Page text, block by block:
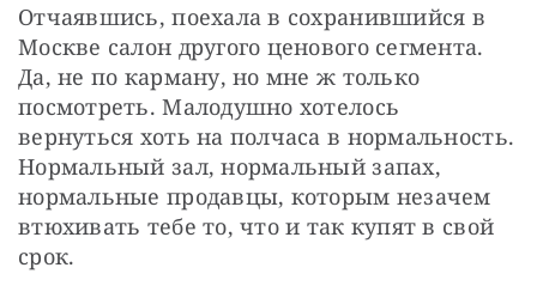
Отчаявшись, поехала в сохранившийся в
Москве салон другого ценового сегмента.
Да, не по карману, но мне ж только
посмотреть. Малодушно хотелось
вернуться хоть на полчаса в нормальность.
Нормальный зал, нормальный запах,
нормальные продавцы, которым незачем
втюхивать тебе то, что и так купят в свой
срок.